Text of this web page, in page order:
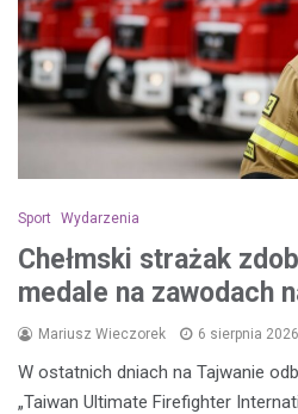
Sport Wydarzenia
Chełmski strażak
medale na zawodach
Mariusz Wieczorek 6 sierpnia 2026
W ostatnich dniach na Tajwanie
„Taiwan Ultimate Firefighter